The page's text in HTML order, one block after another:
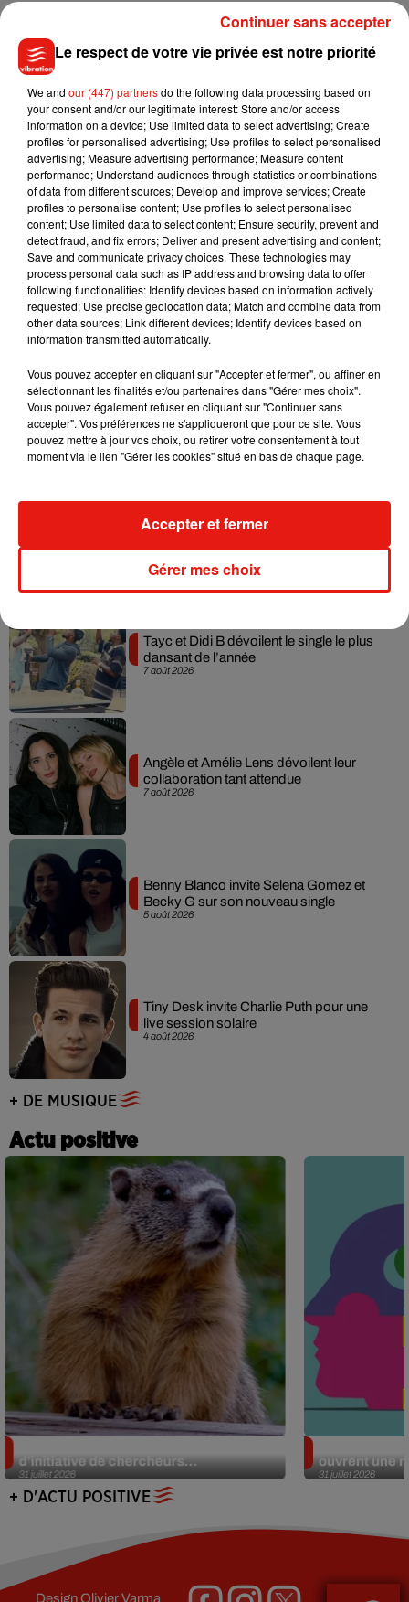
européenne devront également transposer d’ici 2026 une
directive contraignant les employeurs à plus de transparence
concernant les rémunérations.
Cet élément est masqué compte-tenu du refus du
dépôt de cookies que vous avez exprimé. Si vous
souhaitez l'afficher, merci de nous donner votre accord
en cliquant sur le bouton ci-dessous.
Afficher l'élément
Musique
7 août 2026
Julien Lieb s’essaye à la vie de chatelain
dans son nouveau clip
7 août 2026
Madonna sort enfin le remix de « Love
Sensation » avec Kylie Minogue
7 août 2026
Tayc et Didi B dévoilent le single le plus
dansant de l’année
7 août 2026
Angèle et Amélie Lens dévoilent leur
collaboration tant attendue
5 août 2026
Benny Blanco invite Selena Gomez et
Becky G sur son nouveau single
4 août 2026
Tiny Desk invite Charlie Puth pour une
live session solaire
+ DE MUSIQUE
Actu positive
31 juillet 2026
d’initiative de chercheurs...
31 juillet 2026
ouvrent une
+ D'ACTU POSITIVE
DesignOlivier Varma
Le respect de votre vie privée est notre priorité
We and our (447) partnersdo the following data processing based on
your consent and/or our legitimate interest: Store and/or access
information on a device; Use limited data to select advertising; Create
profiles for personalised advertising; Use profiles to select personalised
advertising; Measure advertising performance; Measure content
performance; Understand audiences through statistics or combinations
of data from different sources; Develop and improve services; Create
profiles to personalise content; Use profiles to select personalised
content; Use limited data to select content; Ensure security, prevent and
detect fraud, and fix errors; Deliver and present advertising and content;
Save and communicate privacy choices. These technologies may
process personal data such as IP address and browsing data to offer
following functionalities: Identify devices based on information actively
requested; Use precise geolocation data; Match and combine data from
other data sources; Link different devices; Identify devices based on
information transmitted automatically.
Vous pouvez accepter en cliquant sur "Accepter et fermer", ou affiner en
sélectionnant les finalités et/ou partenaires dans "Gérer mes choix".
Vous pouvez également refuser en cliquant sur "Continuer sans
accepter". Vos préférences ne s'appliqueront que pour ce site. Vous
pouvez mettre à jour vos choix, ou retirer votre consentement à tout
moment via le lien "Gérer les cookies" situé en bas de chaque page.
Gérer mes choix
Accepter et fermer
Continuer sans accepter